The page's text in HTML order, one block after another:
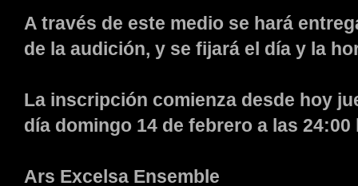
A través de este medio se hará
de la audición, y se fijará el día y la
La inscripción comienza desde hoy
día domingo 14 de febrero a las 24:00
Ars Excelsa Ensemble